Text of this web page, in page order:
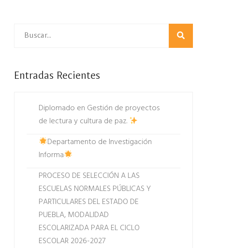
Entradas Recientes
Diplomado en Gestión de proyectos
de lectura y cultura de paz.
Departamento de Investigación
Informa
PROCESO DE SELECCIÓN A LAS
ESCUELAS NORMALES PÚBLICAS Y
PARTICULARES DEL ESTADO DE
PUEBLA, MODALIDAD
ESCOLARIZADA PARA EL CICLO
ESCOLAR 2026-2027